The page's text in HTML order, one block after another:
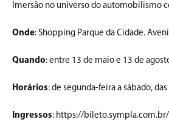
Imersão no universo do automobilismo
Onde: Shopping Parque da Cidade.
Quando: entre 13 de maio e 13 de
Horários: de segunda-feira a sábado,
Ingressos: https://